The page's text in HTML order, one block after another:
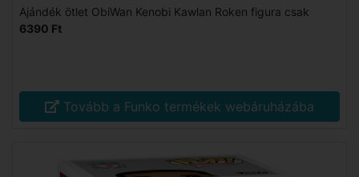
Ajándék ötlet ObiWan Kenobi Kawlan Roken figura csak
6390 Ft
Tovább a Funko termékek webáruházába